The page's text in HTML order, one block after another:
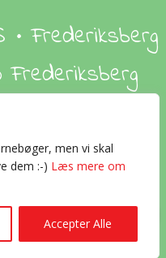
men vi skal
dem :-) Læs mere om
Accepter Alle
• Frederiksberg
Frederiksberg
ApS · CVR-nummer 32558968